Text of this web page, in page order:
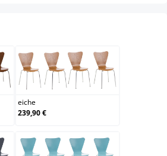
eiche
eiche
239,90 €